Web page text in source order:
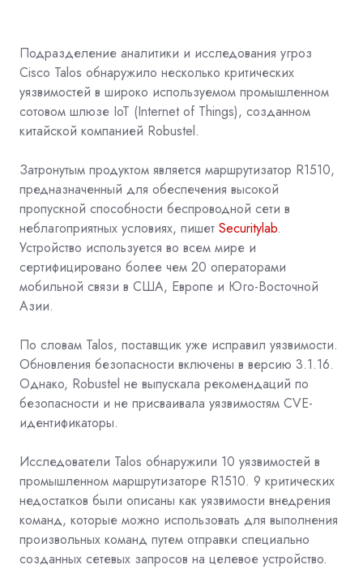
Подразделение аналитики и исследования угроз
Cisco Talos обнаружило несколько критических
уязвимостей в широко используемом промышленном
сотовом шлюзе IoT (Internet of Things), созданном
китайской компанией Robustel.
Затронутым продуктом является маршрутизатор R1510,
предназначенный для обеспечения высокой
пропускной способности беспроводной сети в
неблагоприятных условиях, пишет Securitylab.
Устройство используется во всем мире и
сертифицировано более чем 20 операторами
мобильной связи в США, Европе и Юго-Восточной
Азии.
По словам Talos, поставщик уже исправил уязвимости.
Обновления безопасности включены в версию 3.1.16.
Однако, Robustel не выпускала рекомендаций по
безопасности и не присваивала уязвимостям CVE-
идентификаторы.
Исследователи Talos обнаружили 10 уязвимостей в
промышленном маршрутизаторе R1510. 9 критических
недостатков были описаны как уязвимости внедрения
команд, которые можно использовать для выполнения
произвольных команд путем отправки специально
созданных сетевых запросов на целевое устройство.